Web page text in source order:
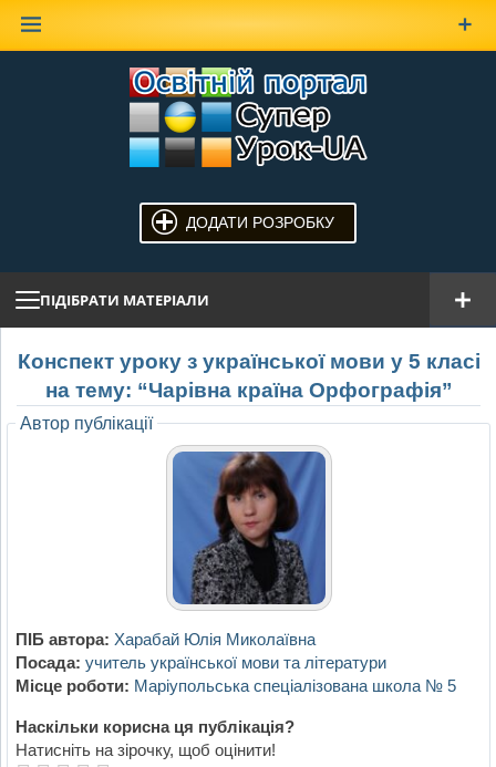
ДОДАТИ РОЗРОБКУ
ПІДІБРАТИ МАТЕРІАЛИ
Конспект уроку з української мови у 5 класі
на тему: “Чарівна країна Орфографія”
Автор публікації
ПІБ автора: Харабай Юлія Миколаївна
Посада: учитель української мови та літератури
Місце роботи: Маріупольська спеціалізована школа № 5
Наскільки корисна ця публікація?
Натисніть на зірочку, щоб оцінити!